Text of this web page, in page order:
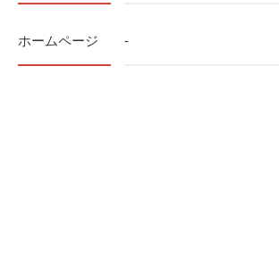
ホームページ -